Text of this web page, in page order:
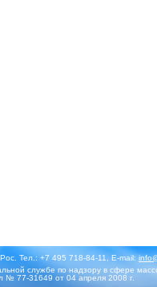
Тел.: +7 495 718-84-11, E-mail:
службе по надзору в сфере
№ 77-31649 от 04 апреля 2008 г.